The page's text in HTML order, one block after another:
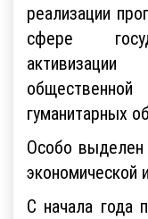
реализации
сфере
гуманитарных
Особо выделен
экономической
С начала года